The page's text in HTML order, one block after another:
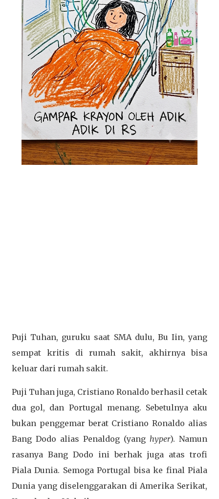
Puji Tuhan, guruku saat SMA dulu, Bu Iin, yang
sempat kritis di rumah sakit, akhirnya bisa
keluar dari rumah sakit.
Puji Tuhan juga, Cristiano Ronaldo berhasil cetak
dua gol, dan Portugal menang. Sebetulnya aku
bukan penggemar berat Cristiano Ronaldo alias
Bang Dodo alias Penaldog (yang hyper). Namun
rasanya Bang Dodo ini berhak juga atas trofi
Piala Dunia. Semoga Portugal bisa ke final Piala
Dunia yang diselenggarakan di Amerika Serikat,